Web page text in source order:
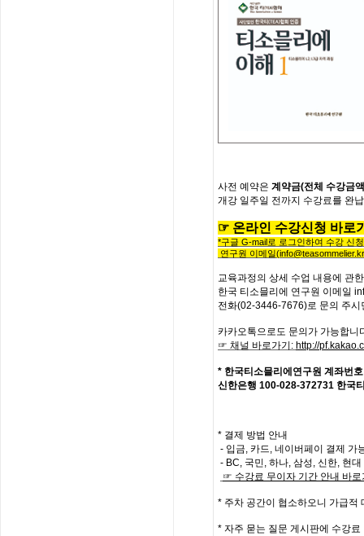
사전 예약은 계약금(전체 수강금
개강 일주일 전까지 수강료를 완
☞ 온라인 수강신청 바로
*구글 G-mail로 로그인하여 수강 신
연구원 이메일
교육과정의 상세 수업 내용에 관한
한국 티소믈리에 연구원 이메일
전화(02-3446-7676)로 문의 주시
카카오톡으로도 문의가 가능합니
☞ 채널 바로가기 : http://
* 한국티소믈리에연구원 계좌번호
신한은행 100-028-372731 한국
* 결제 방법 안내
- 입금, 카드, 네이버페이 결제 가
- BC, 국민, 하나, 삼성, 신한, 현
☞ 수강료 무이자 기간 안내 바로
* 주차 공간이 협소하오니 가급적
* 자주 묻는 질문 게시판에 수강료